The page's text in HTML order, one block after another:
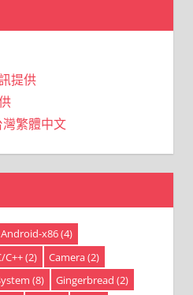
提供
繁體中文
Android-x86(4)
C++(2) Camera(2)
(8) Gingerbread (2)